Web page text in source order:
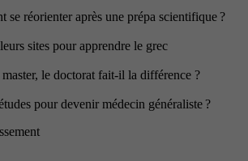
se réorienter après une prépa scientifique ?
sites pour apprendre le grec
le doctorat fait-il la différence ?
pour devenir médecin généraliste ?